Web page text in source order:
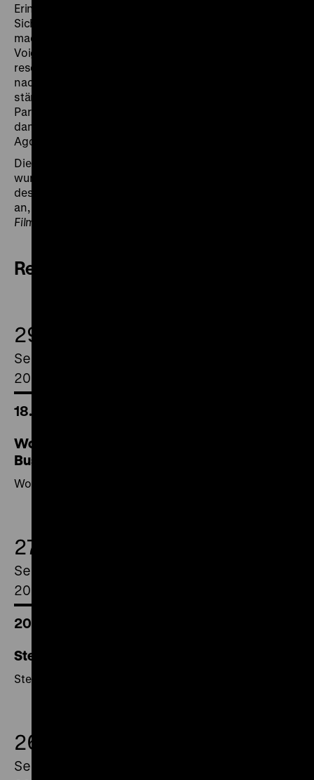
Erinnerung zum Beispiel. Diese nicht alltäglichen
Sichten, die zu DDR-Auffassungen nebenherliefen,
machten Reiz und Besonderheit der Filme von Peter
Voigt aus. Insofern blieb er ein Außenseiter. Seine
resolute Art der Filmarbeit auf hohem Niveau konnte er
nach der Wende fortsetzen. Alle Filme Voigts fordern
ständig den aufmerksamen Zuschauer als wachen
Partner, der mit einem besonderen Bild-Erlebnis und
damit einem Genuss eigener Art belohnt wird. (Günter
Agde)
Die von der DEFA-Stiftung unterstützte Werkschau
wurde von Günter Agde kuratiert. Sie schließt an
dessen Präsentation der Brecht-Filme von Peter Voigt
an, die im Februar 2017 im Rahmen der Reihe
Filmdokument
Review
29.
September
2018
18.30 Uhr
Wofür starb Dirk Boonstra / Ich bin Ernst
Busch
Wofür starb Dirk Boonstra / Ich bin Ernst Busch
27.
September
2018
20.00 Uhr
Stein schleift Schere / Knabenjahre
Stein schleift Schere / Knabenjahre
26.
September